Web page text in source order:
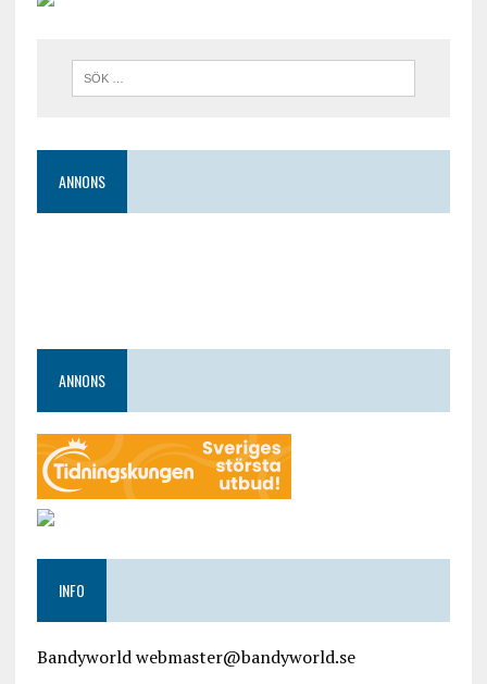
ANNONS
ANNONS
INFO
Bandyworld webmaster@bandyworld.se